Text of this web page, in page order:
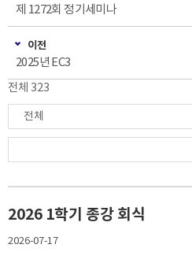
제 1272회 정기세미나
이전
2025년 EC3
전체 323
2026 1학기 종강 회식
2026-07-17